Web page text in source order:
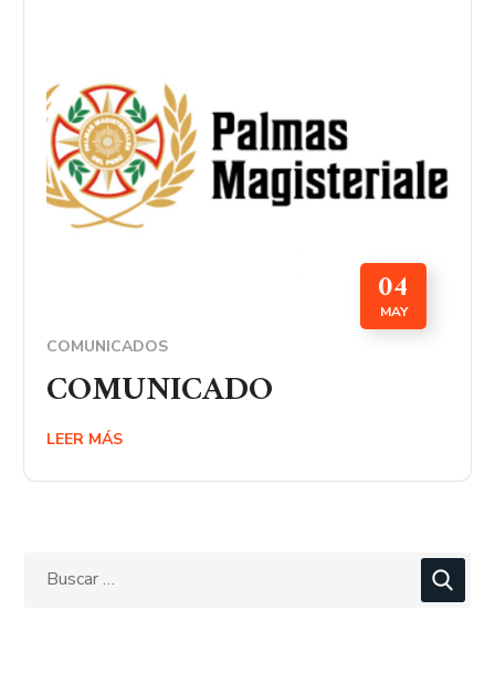
04
MAY
COMUNICADOS
COMUNICADO
LEER MÁS